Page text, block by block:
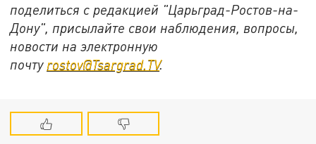
поделиться с редакцией "Царьград-Ростов-на-
Дону", присылайте свои наблюдения, вопросы,
новости на электронную
почту rostov@Tsargrad.ТV.